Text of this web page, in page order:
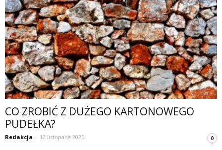
CO ZROBIĆ Z DUŻEGO KARTONOWEGO
PUDEŁKA?
Redakcja - 12 listopada 2025 0